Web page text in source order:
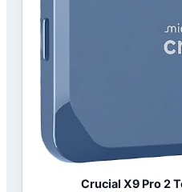
Crucial X9 Pro 2